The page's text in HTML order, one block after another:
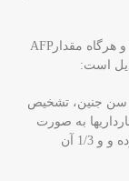
در حالت نرمال میزان AFP MoM کمتر از 2.5 است و هرگاه مقدارAFP
سن جنین، تشخیص
انجام می شود. (1 درصد بارداریها به صورت
حاملگی دوقلویی می باشد که 2/3 آن دی زیگوت بوده و و 1/3 آن